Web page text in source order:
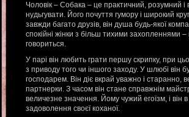
Чоловік – Собака – це практичний, розумний
нудьгувати. Його почуття гумору і широкий
завжди багато друзів, він душа будь-якої
спокійні жінки з більш тихими захопленнями
говориться.
У парі він любить грати першу скрипку, при
з приводу того чи іншого заходу. У шлюбі він
господарем. Він діє вкрай уважно і старанно,
партнерки. З часом він стане справжнім
величезне значення. Йому чужий егоїзм, і він
задоволення своєї коханої.